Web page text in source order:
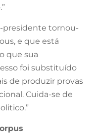
presidente tornou-
e que está
que sua
foi substituído
de produzir provas
Cuida-se de